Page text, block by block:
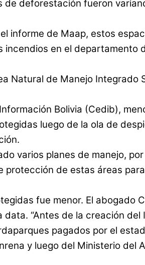
deforestación fueron
informe de Maap, estos
en el departamento
Natural de Manejo Integrado
Bolivia (Cedib),
luego de la ola de
varios planes de manejo,
protección de estas áreas
fue menor. El abogado
“Antes de la creación
pagados por el
y luego del Ministerio del